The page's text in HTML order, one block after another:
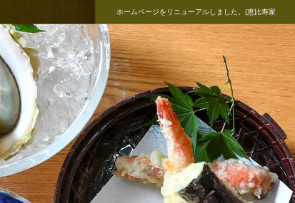
ホームページをリニューアルしました。|恵比寿家